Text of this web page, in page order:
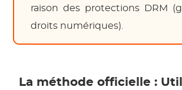
raison des protections DRM
droits numériques).
La méthode officielle :